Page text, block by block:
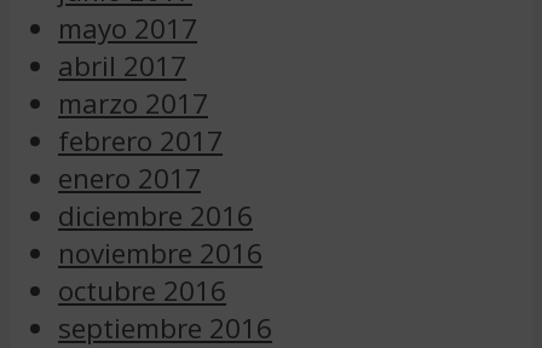
mayo 2017
abril 2017
marzo 2017
febrero 2017
enero 2017
diciembre 2016
noviembre 2016
octubre 2016
septiembre 2016